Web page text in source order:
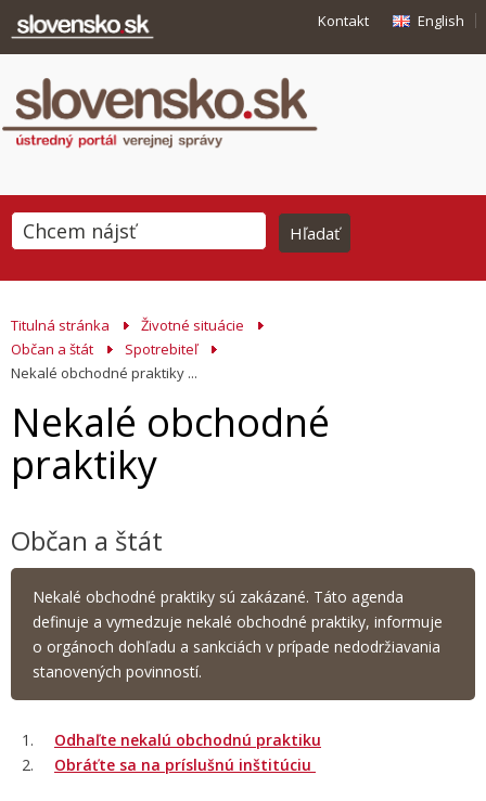
Kontakt English
Titulná stránka
Životné situácie
Občan a štát
Spotrebiteľ
Nekalé obchodné praktiky ...
Nekalé obchodné
praktiky
Občan a štát
Nekalé obchodné praktiky sú zakázané. Táto agenda
definuje a vymedzuje nekalé obchodné praktiky, informuje
o orgánoch dohľadu a sankciách v prípade nedodržiavania
stanovených povinností.
Odhaľte nekalú obchodnú praktiku
Obráťte sa na príslušnú inštitúciu